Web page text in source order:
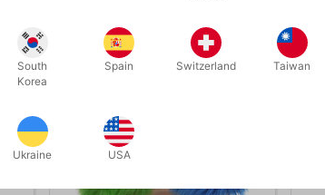
South
Korea
Spain Switzerland Taiwan
Ukraine USA